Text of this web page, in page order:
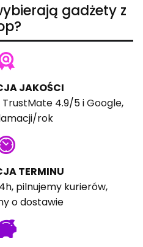
gadżety z
JAKOŚCI
TrustMate4.9/5 iGoogle,
rok
TERMINU
pilnujemy kurierów,
o dostawie